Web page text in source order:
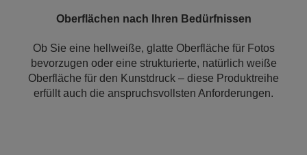
Oberflächen nach Ihren Bedürfnissen
Ob Sie eine hellweiße, glatte Oberfläche für Fotos
bevorzugen oder eine strukturierte, natürlich weiße
Oberfläche für den Kunstdruck – diese Produktreihe
erfüllt auch die anspruchsvollsten Anforderungen.